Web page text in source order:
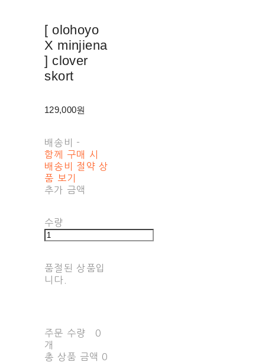
[ olohoyo
X minjiena
] clover
skort
129,000원
배송비 -
함께 구매 시
배송비 절약 상
품 보기
추가 금액
수량
품절된 상품입
니다.
주문 수량
0
개
총 상품 금액 0